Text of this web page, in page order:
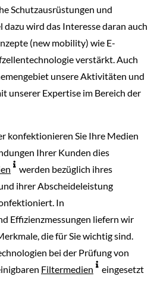
Schutzausrüstungen und
wird das Interesse daran auch
(new mobility) wie E-
verstärkt. Auch
unsere Aktivitäten und
unserer Expertise im Bereich der
konfektionieren Sie Ihre Medien
Ihrer Kunden dies
werden bezüglich ihres
ihrer Abscheideleistung
In
Effizienzmessungen liefern wir
die für Sie wichtig sind.
bei der Prüfung von
Filtermedien
eingesetzt